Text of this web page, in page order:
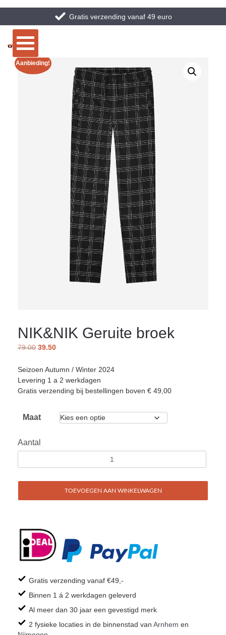
Gratis verzending vanaf 49 euro
Aanbieding!
NIK&NIK Geruite broek
79.00 39.50
Seizoen Autumn / Winter 2024
Levering 1 a 2 werkdagen
Gratis verzending bij bestellingen boven € 49,00
Maat
Aantal
TOEVOEGEN AAN WINKELWAGEN
Gratis verzending vanaf €49,-
Binnen 1 á 2 werkdagen geleverd
Al meer dan 30 jaar een gevestigd merk
2 fysieke locaties in de binnenstad van Arnhem en